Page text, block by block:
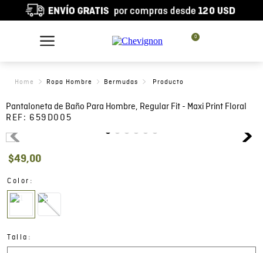
0
Ropa Hombre Bermudas
Pantaloneta de Baño Para Hombre, Regular Fit - Maxi Print Floral
REF: 659D005
$49,00
Color :
Talla :